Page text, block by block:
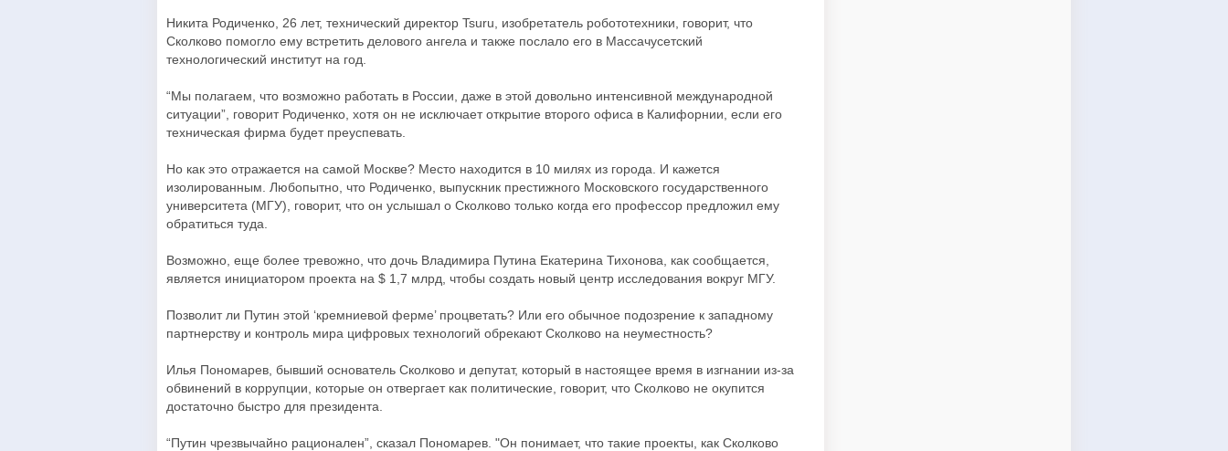
Никита Родиченко, 26 лет, технический директор Tsuru, изобретатель робототехники, говорит, что
Сколково помогло ему встретить делового ангела и также послало его в Массачусетский
технологический институт на год.
“Мы полагаем, что возможно работать в России, даже в этой довольно интенсивной международной
ситуации”, говорит Родиченко, хотя он не исключает открытие второго офиса в Калифорнии, если его
техническая фирма будет преуспевать.
Но как это отражается на самой Москве? Место находится в 10 милях из города. И кажется
изолированным. Любопытно, что Родиченко, выпускник престижного Московского государственного
университета (МГУ), говорит, что он услышал о Сколково только когда его профессор предложил ему
обратиться туда.
Возможно, еще более тревожно, что дочь Владимира Путина Екатерина Тихонова, как сообщается,
является инициатором проекта на $ 1,7 млрд, чтобы создать новый центр исследования вокруг МГУ.
Позволит ли Путин этой ‘кремниевой ферме’ процветать? Или его обычное подозрение к западному
партнерству и контроль мира цифровых технологий обрекают Сколково на неуместность?
Илья Пономарев, бывший основатель Сколково и депутат, который в настоящее время в изгнании из-за
обвинений в коррупции, которые он отвергает как политические, говорит, что Сколково не окупится
достаточно быстро для президента.
“Путин чрезвычайно рационален”, сказал Пономарев. "Он понимает, что такие проекты, как Сколково